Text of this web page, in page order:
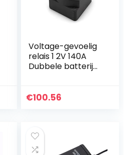
Voltage-gevoelig
relais 1 2V 140A
Dubbele batterij
VSR Voltage split
€100.56